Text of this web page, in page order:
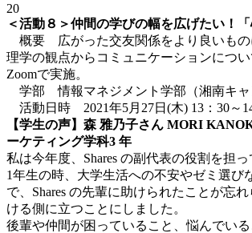
20
＜活動８＞仲間の学びの幅を広げたい！「
概要 広がった交友関係をより良いもの
理学の観点からコミュニケーションにつ
Zoomで実施。
学部 情報マネジメント学部（湘南キャ
活動日時 2021年5月27日(木) 13：30～
【学生の声】森 雅乃子さん MORI
ーケティング学科3 年
私は今年度、Shares の副代表の役割を担っ
1年生の時、大学生活への不安やゼミ選び
で、Shares の先輩に助けられたことが忘
ける側に立つことにしました。
後輩や仲間が困っていること、悩んでい